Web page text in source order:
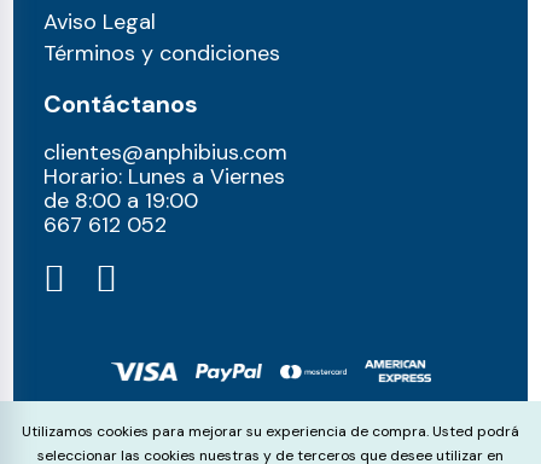
Aviso Legal
Términos y condiciones
Contáctanos
clientes@anphibius.com
Horario: Lunes a Viernes
de 8:00 a 19:00
667 612 052​
© anphibius, 2026
Pago 100% seguros con:
Cookie Consent
Utilizamos cookies para mejorar su experiencia de compra. Usted podrá
seleccionar las cookies nuestras y de terceros que desee utilizar en